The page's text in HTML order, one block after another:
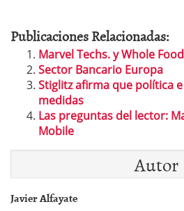
Publicaciones Relacionadas:
Marvel Techs. y Whole
Sector Bancario Europa
Stiglitz afirma que política
medidas
Las preguntas del lector:
Mobile
Autor
Javier Alfayate